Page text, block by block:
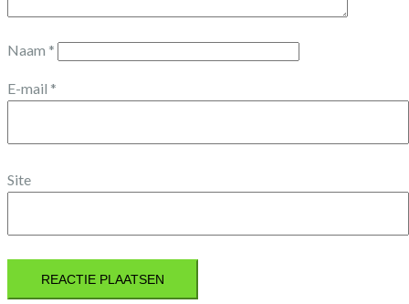
Naam *
E-mail *
Site